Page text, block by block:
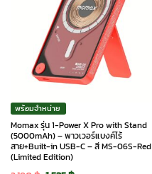
พร้อมจำหน่าย
Momax รุ่น 1-Power X Pro with Stand
(5000mAh) – พาวเวอร์แบงค์ไร้
สาย+Built-in USB-C – สี MS-06S-Red
(Limited Edition)